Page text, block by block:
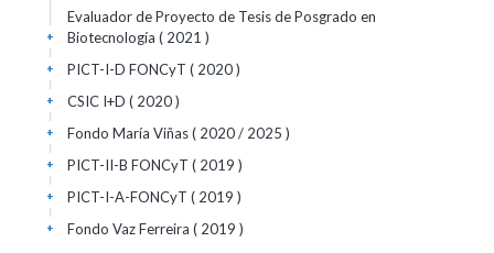
Evaluador de Proyecto de Tesis de Posgrado en
Biotecnología ( 2021 )
+
PICT-I-D FONCyT ( 2020 )
+
CSIC I+D ( 2020 )
+
Fondo María Viñas ( 2020 / 2025 )
+
PICT-II-B FONCyT ( 2019 )
+
PICT-I-A-FONCyT ( 2019 )
+
Fondo Vaz Ferreira ( 2019 )
+